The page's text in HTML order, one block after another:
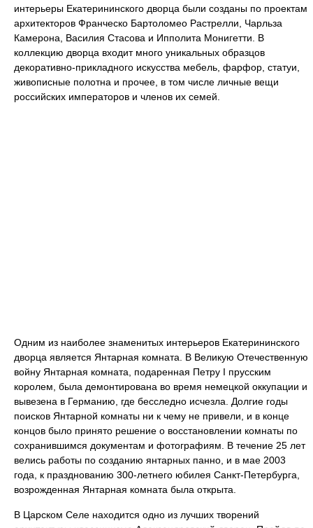
интерьеры Екатерининского дворца были созданы по проектам
архитекторов Франческо Бартоломео Растрелли, Чарльза
Камерона, Василия Стасова и Ипполита Монигетти. В
коллекцию дворца входит много уникальных образцов
декоративно-прикладного искусства мебель, фарфор, статуи,
живописные полотна и прочее, в том числе личные вещи
российских императоров и членов их семей.
Одним из наиболее знаменитых интерьеров Екатерининского
дворца является Янтарная комната. В Великую Отечественную
войну Янтарная комната, подаренная Петру I прусским
королем, была демонтирована во время немецкой оккупации и
вывезена в Германию, где бесследно исчезла. Долгие годы
поисков Янтарной комнаты ни к чему не привели, и в конце
концов было принято решение о восстановлении комнаты по
сохранившимся документам и фотографиям. В течение 25 лет
велись работы по созданию янтарных панно, и в мае 2003
года, к празднованию 300-летнего юбилея Санкт-Петербурга,
возрожденная Янтарная комната была открыта.
В Царском Селе находится одно из лучших творений